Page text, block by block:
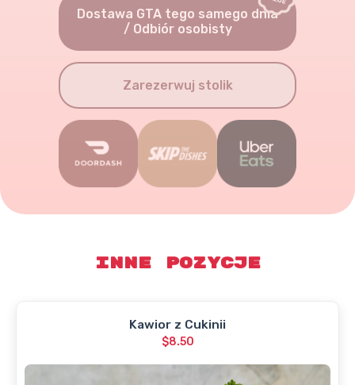
Dostawa GTA tego samego dnia
/ Odbiór osobisty
Zarezerwuj stolik
Inne pozycje
Kawior z Cukinii
$8.50